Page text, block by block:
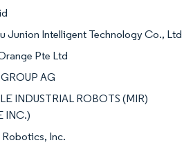
Junion Intelligent Technology Co., Ltd
Pte Ltd
AG
INDUSTRIAL ROBOTS (MIR)
INC.)
Robotics, Inc.